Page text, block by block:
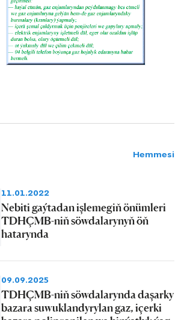
Hemmesi
11.01.2022
Nebiti gaýtadan işlemegiň önümleri
TDHÇMB-niň söwdalarynyň öň
hatarynda
09.09.2025
TDHÇMB-niň söwdalarynda daşarky
bazara suwuklandyrylan gaz, içerki